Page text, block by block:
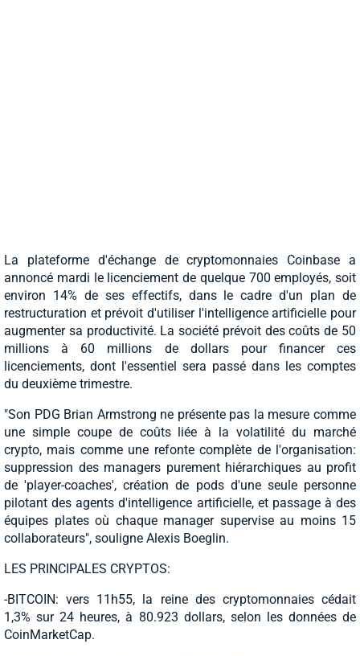
La plateforme d'échange de cryptomonnaies Coinbase a
annoncé mardi le licenciement de quelque 700 employés, soit
environ 14% de ses effectifs, dans le cadre d'un plan de
restructuration et prévoit d'utiliser l'intelligence artificielle pour
augmenter sa productivité. La société prévoit des coûts de 50
millions à 60 millions de dollars pour financer ces
licenciements, dont l'essentiel sera passé dans les comptes
du deuxième trimestre.
"Son PDG Brian Armstrong ne présente pas la mesure comme
une simple coupe de coûts liée à la volatilité du marché
crypto, mais comme une refonte complète de l'organisation:
suppression des managers purement hiérarchiques au profit
de 'player-coaches', création de pods d'une seule personne
pilotant des agents d'intelligence artificielle, et passage à des
équipes plates où chaque manager supervise au moins 15
collaborateurs", souligne Alexis Boeglin.
LES PRINCIPALES CRYPTOS:
-BITCOIN: vers 11h55, la reine des cryptomonnaies cédait
1,3% sur 24 heures, à 80.923 dollars, selon les données de
CoinMarketCap.